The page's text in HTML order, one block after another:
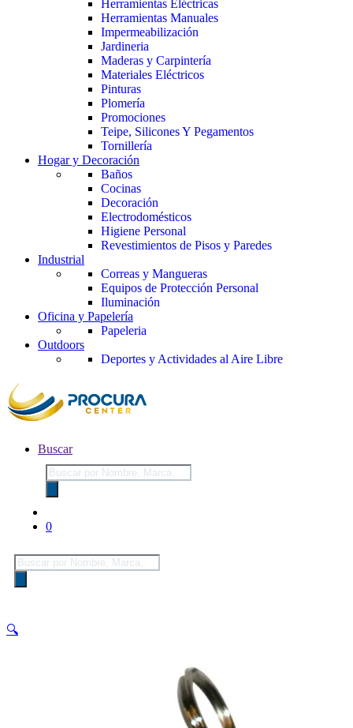
Herramientas Eléctricas
Herramientas Manuales
Impermeabilización
Jardineria
Maderas y Carpintería
Materiales Eléctricos
Pinturas
Plomería
Promociones
Teipe, Silicones Y Pegamentos
Tornillería
Hogar y Decoración
Baños
Cocinas
Decoración
Electrodomésticos
Higiene Personal
Revestimientos de Pisos y Paredes
Industrial
Correas y Mangueras
Equipos de Protección Personal
Iluminación
Oficina y Papelería
Papeleria
Outdoors
Deportes y Actividades al Aire Libre
Buscar
Búsqueda
de
productos
0
Búsqueda
de
productos
🔍